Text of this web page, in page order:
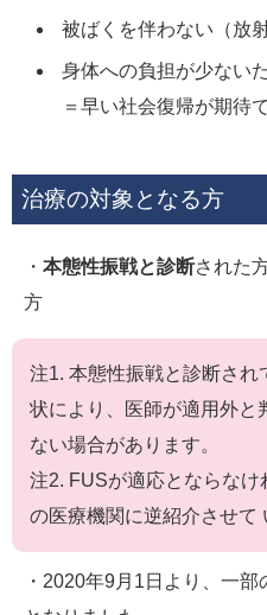
被ばくを伴わない（放
身体への負担が少ない
＝早い社会復帰が期待
治療の対象となる方
・ 本態性振戦と診断された
方
注1. 本態性振戦と診断さ
状により、医師が適用外と
ない場合があります。
注2. FUSが適応とならな
の医療機関に逆紹介させて
・2020年9月1日より、一